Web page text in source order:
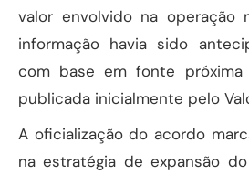
valor envolvido na operação
informação havia sido
com base em fonte próxima
publicada inicialmente pelo
A oficialização do acordo
na estratégia de expansão